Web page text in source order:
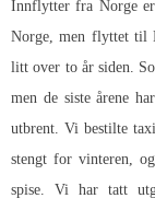
Innflytter fra Norge
Norge, men flyttet til
litt over to år siden.
men de siste årene
utbrent. Vi bestilte
stengt for vinteren,
spise. Vi har tatt